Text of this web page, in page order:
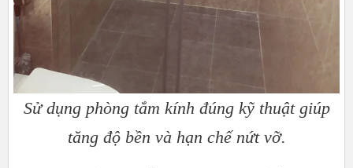
Sử dụng phòng tắm kính đúng kỹ thuật giúp
tăng độ bền và hạn chế nứt vỡ.